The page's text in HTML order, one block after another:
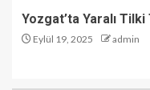
Yozgat’ta Yaralı Tilki
Eylül 19, 2025 admin